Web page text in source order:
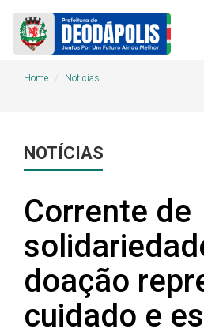
Home Noticias
NOTÍCIAS
Corrente de
doação
cuidado e